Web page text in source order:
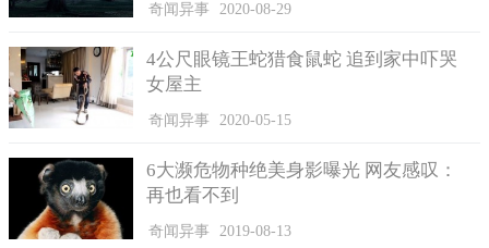
奇闻异事 2020-08-29
4公尺眼镜王蛇猎食鼠蛇 追到家中吓哭
女屋主
奇闻异事 2020-05-15
6大濒危物种绝美身影曝光 网友感叹：
再也看不到
奇闻异事 2019-08-13